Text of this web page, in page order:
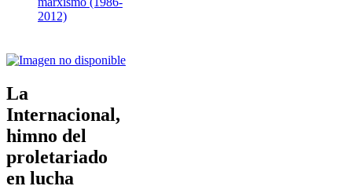
2012)
La
Internacional,
himno del
proletariado
en lucha